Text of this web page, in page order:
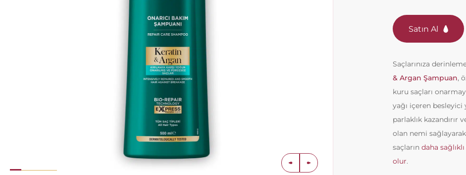
Satın Al
Saçlarınıza
& Argan Şampuan,
kuru saçları
yağı içeren besleyici
parlaklık kazandırır
olan nemi
saçların daha
olur.